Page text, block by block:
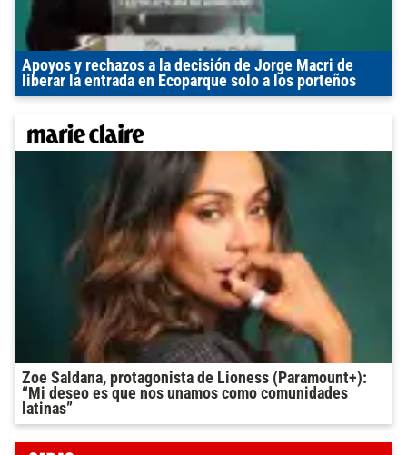
Apoyos y rechazos a la decisión de Jorge Macri de
liberar la entrada en Ecoparque solo a los porteños
Zoe Saldana, protagonista de Lioness (Paramount+):
“Mi deseo es que nos unamos como comunidades
latinas”